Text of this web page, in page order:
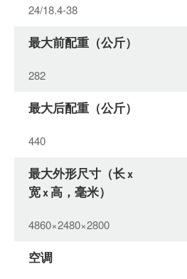
24/18.4-38
最大前配重（公斤）
282
最大后配重（公斤）
440
最大外形尺寸（长 x
宽 x 高，毫米）
4860×2480×2800
空调